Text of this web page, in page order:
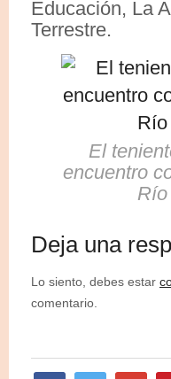
Educación, La
Terrestre.
El
encuentro
Río
Deja una
Lo siento, debes estar
comentario.